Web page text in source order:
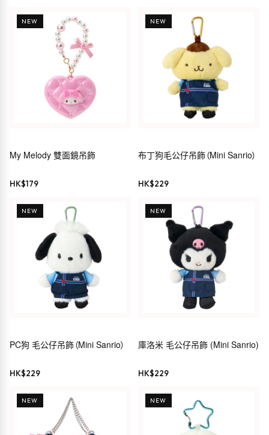
NEW
My Melody 雙面鏡吊飾
HK$179
NEW
布丁狗毛公仔吊飾（Mini Sanrio）
HK$229
NEW
PC狗 毛公仔吊飾（Mini Sanrio）
HK$229
NEW
庫洛米 毛公仔吊飾 (Mini Sanrio)
HK$229
NEW NEW